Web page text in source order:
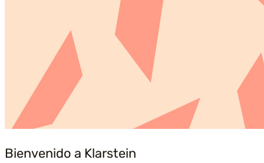
Bienvenido a Klarstein